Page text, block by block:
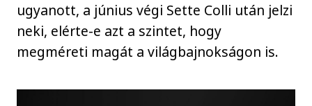
ugyanott, a június végi Sette Colli után jelzi
neki, elérte-e azt a szintet, hogy
megméreti magát a világbajnokságon is.